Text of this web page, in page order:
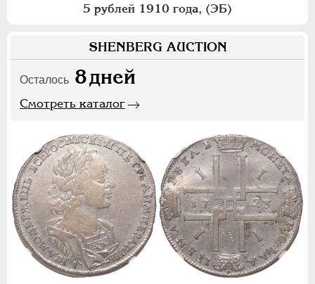
5 рублей 1910 года, (ЭБ)
SHENBERG AUCTION
Осталось 8дней
Смотреть каталог